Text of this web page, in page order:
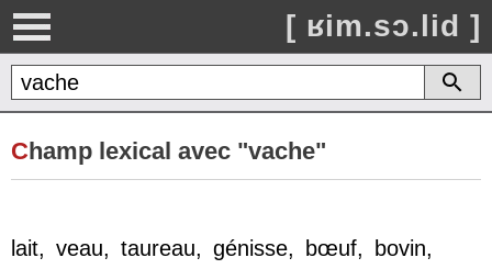
[ ʁim.sɔ.lid ]
Champ lexical avec "vache"
lait, veau, taureau, génisse, bœuf, bovin,